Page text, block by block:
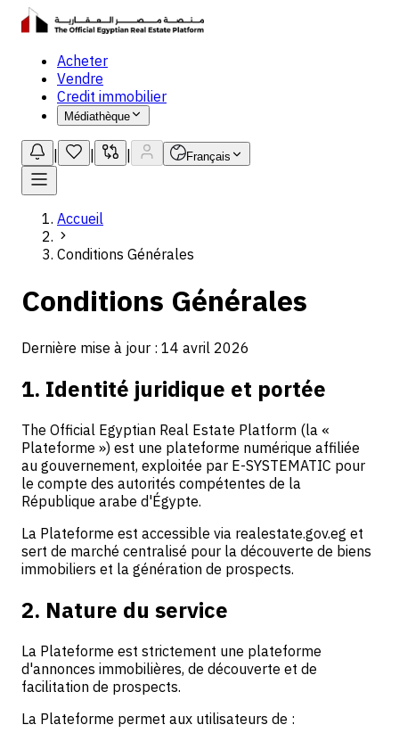
Acheter
Vendre
Credit immobilier
Médiathèque
Français
Accueil
Conditions Générales
Conditions Générales
Dernière mise à jour : 14 avril 2026
1. Identité juridique et portée
The Official Egyptian Real Estate Platform (la «
Plateforme ») est une plateforme numérique affiliée
au gouvernement, exploitée par E-SYSTEMATIC pour
le compte des autorités compétentes de la
République arabe d'Égypte.
La Plateforme est accessible via realestate.gov.eg et
sert de marché centralisé pour la découverte de biens
immobiliers et la génération de prospects.
2. Nature du service
La Plateforme est strictement une plateforme
d'annonces immobilières, de découverte et de
facilitation de prospects.
La Plateforme permet aux utilisateurs de :